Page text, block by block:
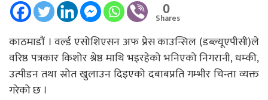
0
Shares
काठमाडाैं । वर्ल्ड एसोशिएसन अफ प्रेस काउन्सिल (डब्ल्यूएपीसी)ले
वरिष्ठ पत्रकार किशोर श्रेष्ठ माथि भइरहेको भनिएको निगरानी, धम्की,
उत्पीडन तथा स्रोत खुलाउन दिइएको दबाबप्रति गम्भीर चिन्ता व्यक्त
गरेको छ ।